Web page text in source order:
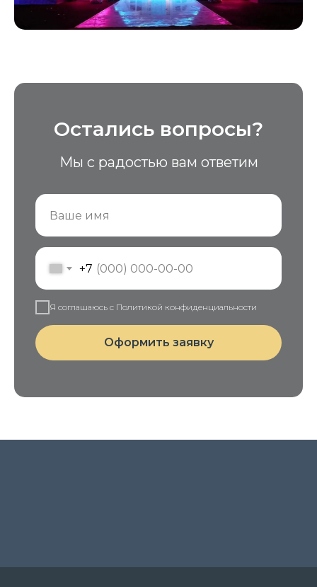
Остались вопросы?
Мы с радостью вам ответим
+7
Я соглашаюсь с Политикой конфиденциальности
Оформить заявку